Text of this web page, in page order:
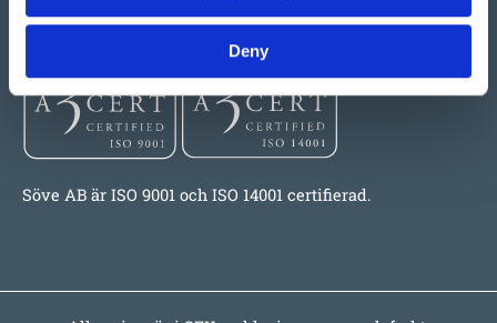
Deny
Certifiering
Söve AB är ISO 9001 och ISO 14001 certifierad.